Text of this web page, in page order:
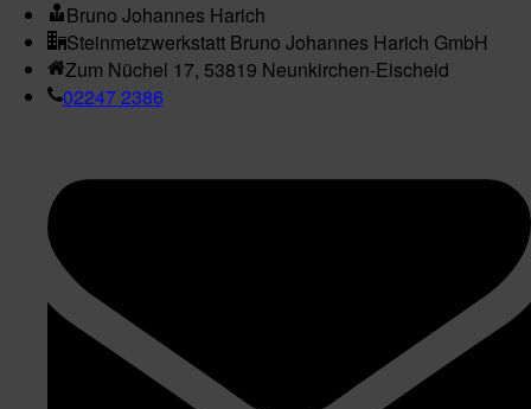
Bruno Johannes Harich
Steinmetzwerkstatt Bruno Johannes Harich GmbH
Zum Nüchel 17, 53819 Neunkirchen-Eischeid
02247 2386